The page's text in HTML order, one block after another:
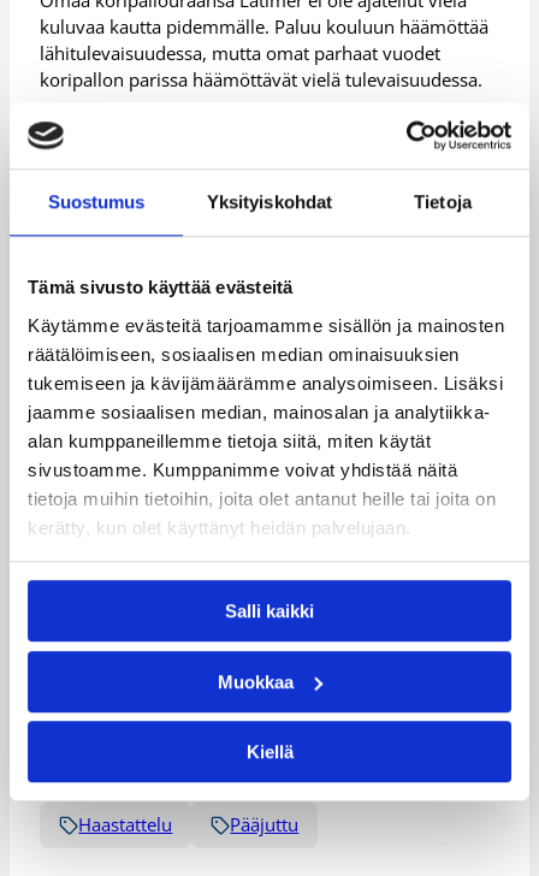
Suostumus Yksityiskohdat Tietoja
Tämä sivusto käyttää evästeitä
Käytämme evästeitä tarjoamamme sisällön ja mainosten
räätälöimiseen, sosiaalisen median ominaisuuksien
tukemiseen ja kävijämäärämme analysoimiseen. Lisäksi
jaamme sosiaalisen median, mainosalan ja analytiikka-
alan kumppaneillemme tietoja siitä, miten käytät
sivustoamme. Kumppanimme voivat yhdistää näitä
tietoja muihin tietoihin, joita olet antanut heille tai joita on
kerätty, kun olet käyttänyt heidän palvelujaan.
Salli kaikki
Muokkaa
Kiellä
kuluvaa kautta pidemmälle. Paluu kouluun häämöttää
lähitulevaisuudessa, mutta omat parhaat vuodet
koripallon parissa häämöttävät vielä tulevaisuudessa.
– Ainakin tämä vuosi mennään vielä Suomessa,
katsotaan sen jälkeen mitä tuleman pitää, Latimer
miettii.
– Totta kai kiinnostaisi mahdollisuus pelata ulkomailla
urankin jälkeen. Tässä on vielä aika lailla kaikki auki.
Kysymykseen siitä, miten hän vastaisi maajoukkueen
päävalmentajan yhteydenottoon, 36 nuorten
maaottelua pelannut Latimer vastaa spontaanilla
naurunpurskahduksella.
– Sanotaan vaikka niin, että jos (Henrik) Dettmann
minut mukaan kelpuuttaa, totta kai minä näytille
menen. En minä ole tähänkään asti kutsusta
Haastattelu Pääjuttu